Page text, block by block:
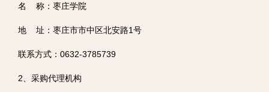
名 称：枣庄学院
地 址：枣庄市市中区北安路1号
联系方式：0632-3785739
2、采购代理机构